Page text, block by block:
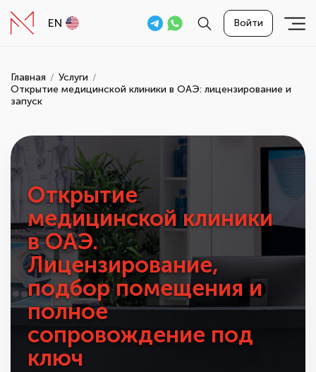
EN Войти
Главная
Услуги
Открытие медицинской клиники в ОАЭ: лицензирование и
запуск
Открытие
медицинской клиники
в ОАЭ.
Лицензирование,
подбор помещения и
полное
сопровождение под
ключ